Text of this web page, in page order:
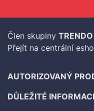
Člen skupiny
Přejít na centrální
AUTORIZOVANÝ
DŮLEŽITÉ